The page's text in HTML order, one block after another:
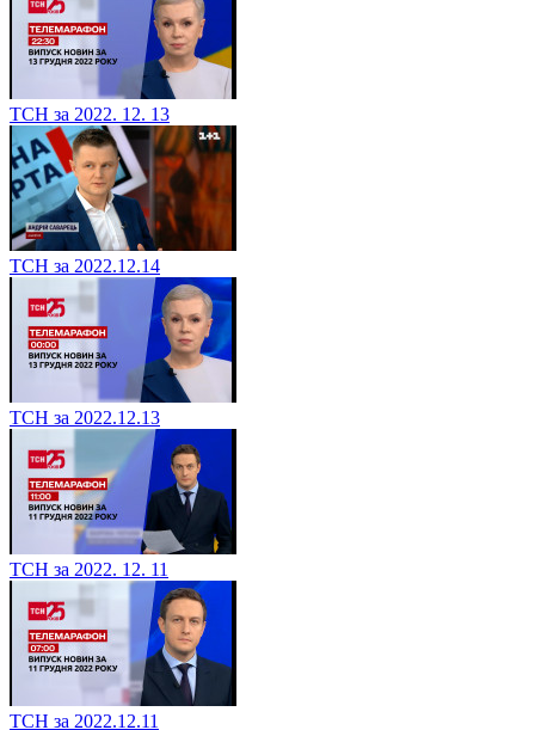
ТСН за 2022. 12. 13
ТСН за 2022.12.14
ТСН за 2022.12.13
ТСН за 2022. 12. 11
ТСН за 2022.12.11